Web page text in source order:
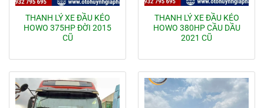
THANH LÝ XE ĐẦU KÉO
HOWO 375HP ĐỜI 2015
CŨ
THANH LÝ XE ĐẦU KÉO
HOWO 380HP CẦU DẦU
2021 CŨ